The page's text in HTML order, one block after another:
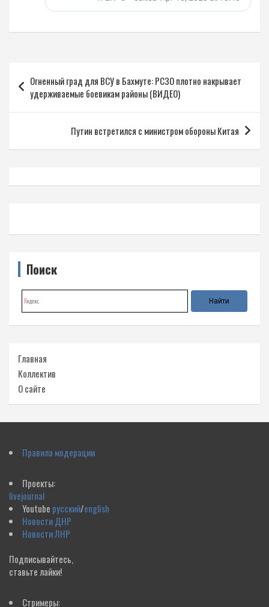
по
записям
Огненный град для ВСУ в Бахмуте: РСЗО плотно накрывает
удерживаемые боевикам районы (ВИДЕО)
Путин встретился с министром обороны Китая
Поиск
Главная
Коллектив
О сайте
Правила модерации
Проекты:
livejournal
Youtube русский/english
Новости ДНР
Новости ЛНР
Подписывайтесь,
ставьте лайки!
Стримеры: